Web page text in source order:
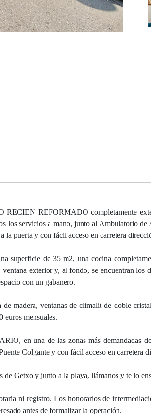
REFORMADO completamente
los servicios a mano, junto al Ambulatorio de
la puerta y con fácil acceso en carretera
superficie de 35 m2, una cocina
exterior y, al fondo, se encuentran los
con un gabanero.
madera, ventanas de climalit de doble
euros mensuales.
en una de las zonas más demandadas
Colgante y con fácil acceso en carretera
Getxo y junto a la playa, llámanos y te lo
ni registro. Los honorarios de
antes de formalizar la operación.